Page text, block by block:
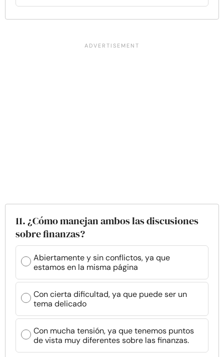
11. ¿Cómo manejan ambos las discusiones
sobre finanzas?
Abiertamente y sin conflictos, ya que
estamos en la misma página
Con cierta dificultad, ya que puede ser un
tema delicado
Con mucha tensión, ya que tenemos puntos
de vista muy diferentes sobre las finanzas.